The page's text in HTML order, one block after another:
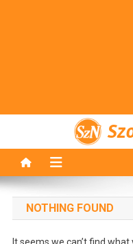
NOTHING FOUND